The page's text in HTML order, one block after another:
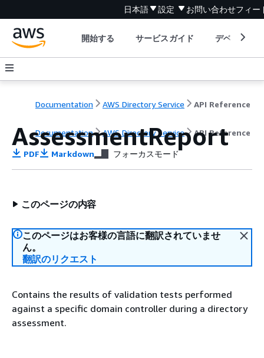
日本語 設定 お問い合わせフィー
開始する サービスガイド デベロッパ
Documentation AWS Directory Service API Reference
Documentation AWS Directory Service API Reference
AssessmentReport
PDF Markdown フォーカスモード
このページの内容
このページはお客様の言語に翻訳されていませ
ん。
翻訳のリクエスト
Contains the results of validation tests performed
against a specific domain controller during a directory
assessment.